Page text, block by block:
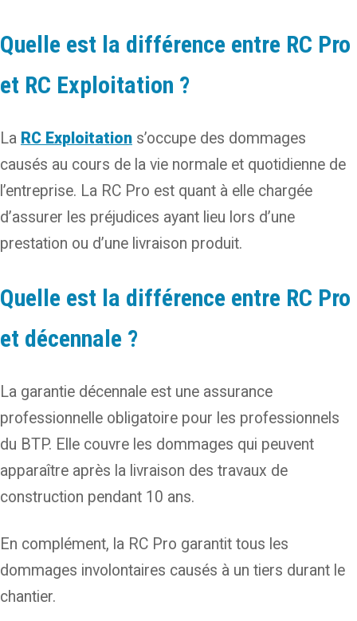
Quelle est la différence entre RC Pro
et RC Exploitation ?
La RC Exploitation s’occupe des dommages
causés au cours de la vie normale et quotidienne de
l’entreprise. La RC Pro est quant à elle chargée
d’assurer les préjudices ayant lieu lors d’une
prestation ou d’une livraison produit.
Quelle est la différence entre RC Pro
et décennale ?
La garantie décennale est une assurance
professionnelle obligatoire pour les professionnels
du BTP. Elle couvre les dommages qui peuvent
apparaître après la livraison des travaux de
construction pendant 10 ans.
En complément, la RC Pro garantit tous les
dommages involontaires causés à un tiers durant le
chantier.